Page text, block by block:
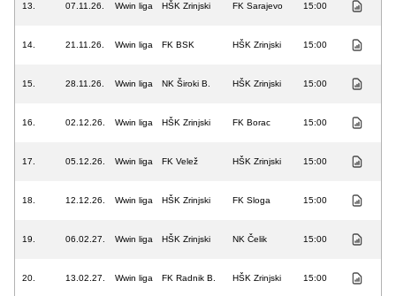
13. 07.11.26. Wwin liga HŠK Zrinjski FK Sarajevo 15:00
14. 21.11.26. Wwin liga FK BSK HŠK Zrinjski 15:00
15. 28.11.26. Wwin liga NK Široki B. HŠK Zrinjski 15:00
16. 02.12.26. Wwin liga HŠK Zrinjski FK Borac 15:00
17. 05.12.26. Wwin liga FK Velež HŠK Zrinjski 15:00
18. 12.12.26. Wwin liga HŠK Zrinjski FK Sloga 15:00
19. 06.02.27. Wwin liga HŠK Zrinjski NK Čelik 15:00
20. 13.02.27. Wwin liga FK Radnik B. HŠK Zrinjski 15:00